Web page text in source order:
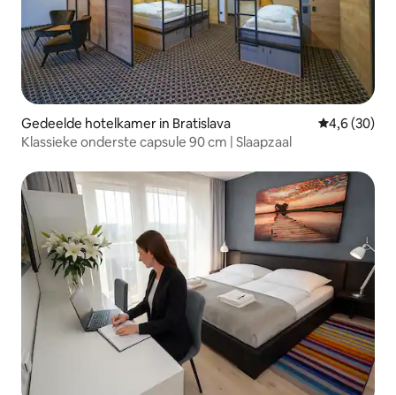
Gedeelde hotelkamer in Bratislava Gemiddelde
4,6 (30)
Klassieke onderste capsule 90 cm | Slaapzaal